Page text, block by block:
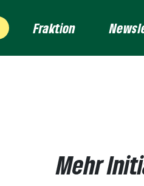
Fraktion
Mehr